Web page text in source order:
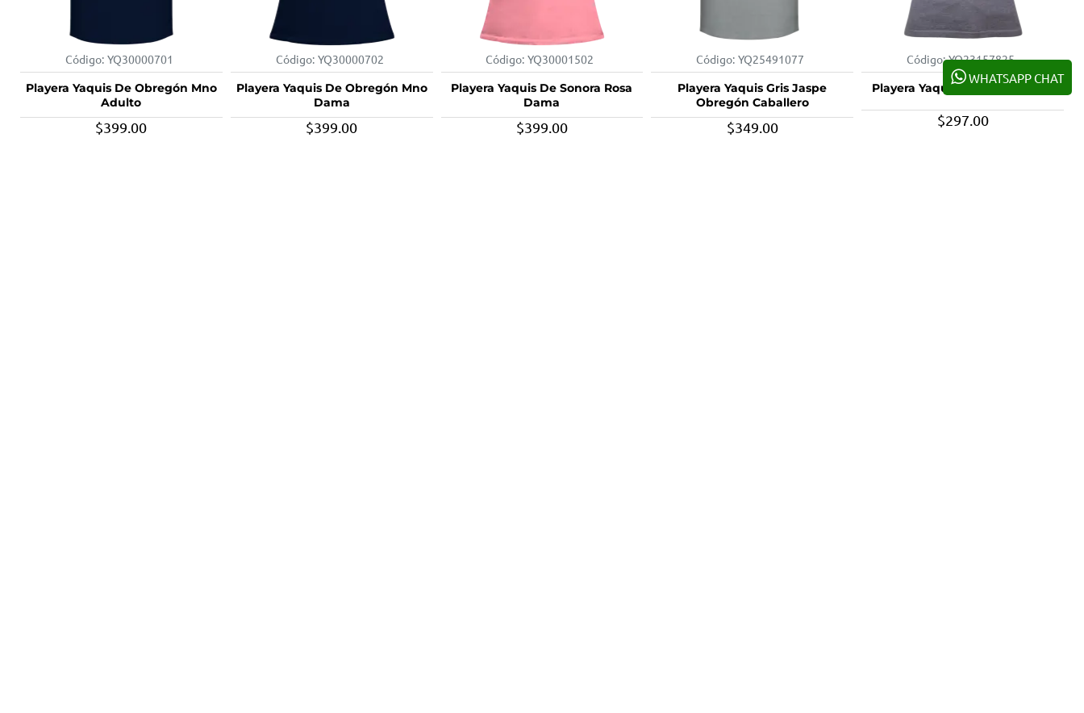
Código: YQ30000701
Playera Yaquis De Obregón Mno
Adulto
$399.00
Código: YQ30000702
Playera Yaquis De Obregón Mno
Dama
$399.00
Código: YQ30001502
Playera Yaquis De Sonora Rosa
Dama
$399.00
Código: YQ25491077
Playera Yaquis Gris Jaspe
Obregón Caballero
$349.00
Código: YQ23157825
Playera Yaquis JP23 Gris Dama
$297.00
WHATSAPP CHAT